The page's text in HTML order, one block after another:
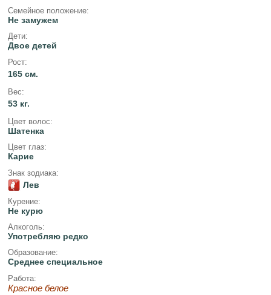
Семейное положение:
Не замужем
Дети:
Двое детей
Рост:
165 см.
Вес:
53 кг.
Цвет волос:
Шатенка
Цвет глаз:
Карие
Знак зодиака:
Лев
Курение:
Не курю
Алкоголь:
Употребляю редко
Образование:
Среднее специальное
Работа:
Красное белое